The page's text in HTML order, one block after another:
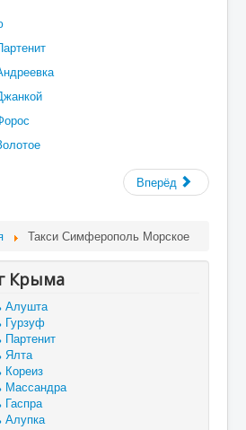
Вперёд
Такси Симферополь Морское
Крыма
Алушта
Гурзуф
Ялта
Массандра
Алупка